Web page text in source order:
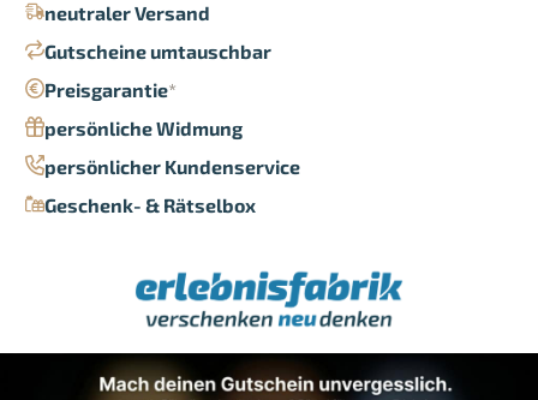
neutraler Versand
Gutscheine umtauschbar
Preisgarantie*
persönliche Widmung
persönlicher Kundenservice
Geschenk- & Rätselbox